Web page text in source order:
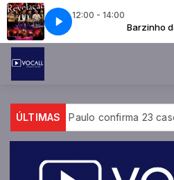
12:00 - 14:00
com Jr. Macedo Barzinho
- Ta Escrito (Ao Vivo no Morro)GRUPO
ÚLTIMAS
de São Paulo confirma 23